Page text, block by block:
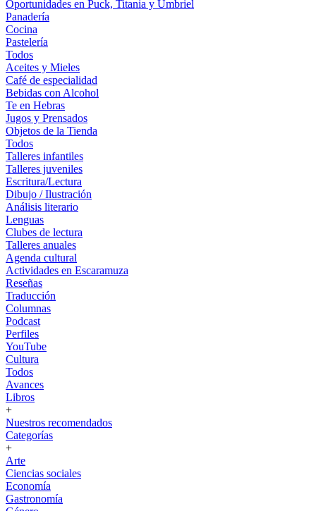
Oportunidades en Puck, Titania y Umbriel
Panadería
Cocina
Pastelería
Todos
Aceites y Mieles
Café de especialidad
Bebidas con Alcohol
Te en Hebras
Jugos y Prensados
Objetos de la Tienda
Todos
Talleres infantiles
Talleres juveniles
Escritura/Lectura
Dibujo / Ilustración
Análisis literario
Lenguas
Clubes de lectura
Talleres anuales
Agenda cultural
Actividades en Escaramuza
Reseñas
Traducción
Columnas
Podcast
Perfiles
YouTube
Cultura
Todos
Avances
Libros
+
Nuestros recomendados
Categorías
+
Arte
Ciencias sociales
Economía
Gastronomía